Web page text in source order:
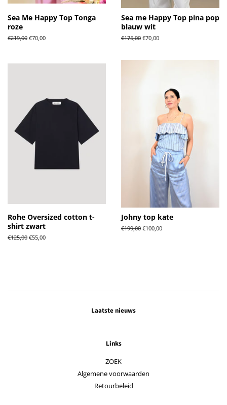
Sea Me Happy Top Tonga
roze
Normale
€219,00 Aanbiedingsprijs
€70,00
Sea me Happy Top pina pop
blauw wit
Normale
€175,00 Aanbiedingsprijs
€70,00
Rohe Oversized cotton t-
shirt zwart
Normale
€125,00 Aanbiedingsprijs
€55,00
Johny top kate
Normale
€199,00 Aanbiedingsprijs
€100,00
Laatste nieuws
Links
ZOEK
Algemene voorwaarden
Retourbeleid